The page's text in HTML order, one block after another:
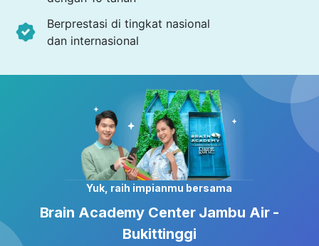
Berprestasi di tingkat nasional
dan internasional
Yuk, raih impianmu bersama
Brain Academy Center Jambu Air -
Bukittinggi